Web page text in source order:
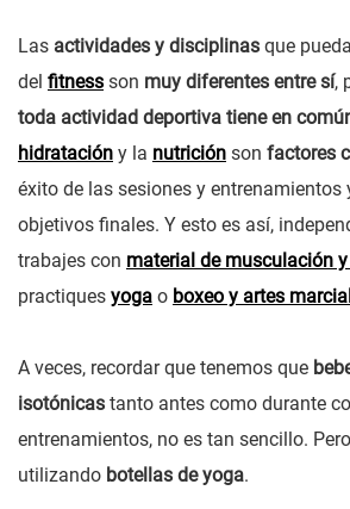
Las actividades y disciplinas que
del fitness son muy diferentes entre sí,
toda actividad deportiva tiene en
hidratación y la nutrición son factores
éxito de las sesiones y entrenamientos
objetivos finales. Y esto es así,
trabajes con material de musculación
practiques yoga o boxeo y artes
A veces, recordar que tenemos que
isotónicas tanto antes como durante
entrenamientos, no es tan sencillo.
utilizando botellas de yoga.